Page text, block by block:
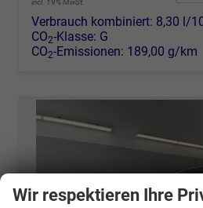
incl. 19% MwSt.
Verbrauch kombiniert: 8,30 l/
CO2-Klasse: G
CO2-Emissionen: 189,00 g/km
Wir respektieren Ihre